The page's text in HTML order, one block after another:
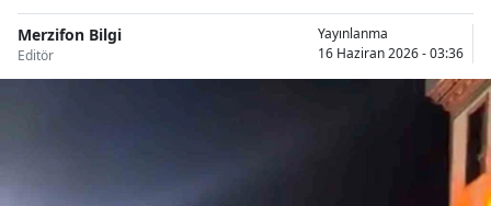
Merzifon Bilgi
Editör
Yayınlanma
16 Haziran 2026 - 03:36